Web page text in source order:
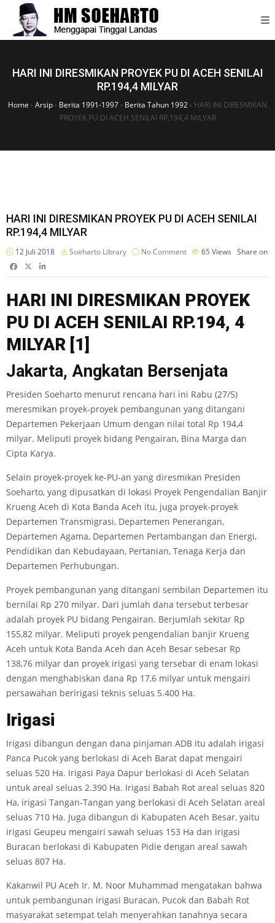
HARI INI DIRESMIKAN PROYEK PU DI ACEH SENILAI
RP.194,4 MILYAR
Home › Arsip › Berita 1991-1997 › Berita Tahun 1992 › HARI INI DIRESMIKAN
PROYEK PU DI ACEH SENILAI RP.194,4 MILYAR
HARI INI DIRESMIKAN PROYEK PU DI ACEH SENILAI
RP.194,4 MILYAR
12 Juli 2018 Soeharto Library No Comment 65 Views Share on
HARI INI DIRESMIKAN PROYEK
PU DI ACEH SENILAI RP.194, 4
MILYAR [1]
Jakarta, Angkatan Bersenjata
Presiden Soeharto menurut rencana hari ini Rabu (27/5)
meresmikan proyek­-proyek pembangunan yang ditangani
Departemen Pekerjaan Umum dengan nilai total Rp 194,4
milyar. Meliputi proyek bidang Pengairan, Bina Marga dan
Cipta Karya.
Selain proyek-proyek ke-PU-an yang diresmikan Presiden
Soeharto, yang dipusatkan di lokasi Proyek Pengendalian Banjir
Krueng Aceh di Kota Banda Aceh itu, juga proyek-proyek
Departemen Transmigrasi, Departemen Penerangan,
Departemen Agama, Departemen Pertambangan dan Energi,
Pendidikan dan Kebudayaan, Pertanian, Tenaga Kerja dan
Departemen Perhubungan.
Proyek pembangunan yang ditangani sembilan Departemen itu
bernilai Rp 270 milyar. Dari jumlah dana tersebut terbesar
adalah proyek PU bidang Pengairan. Berjumlah sekitar Rp
155,82 milyar. Meliputi proyek pengendalian banjir Krueng
Aceh untuk Kota Banda Aceh dan Aceh Besar sebesar Rp
138,76 milyar dan proyek irigasi yang tersebar di enam lokasi
dengan menghabiskan dana Rp 17,6 milyar untuk mengairi
persawahan beririgasi teknis seluas 5.400 Ha.
Irigasi
Irigasi dibangun dengan dana pinjaman ADB itu adalah irigasi
Panca Pucok yang berlokasi di Aceh Barat dapat mengairi
seluas 520 Ha. Irigasi Paya Dapur berlokasi di Aceh Selatan
untuk areal seluas 2.390 Ha. Irigasi Babah Rot areal seluas 820
Ha, irigasi Tangan-Tangan yang berlokasi di Aceh Selatan areal
seluas 710 Ha. Juga dibangun di Kabupaten Aceh Besar, yaitu
irigasi Geupeu mengairi sawah seluas 153 Ha dan irigasi
Buracan berlokasi di Kabupaten Pidie dengan areal sawah
seluas 807 Ha.
Kakanwil PU Aceh Ir. M. Noor Muhammad mengatakan bahwa
untuk pembangunan irigasi Buracan, Pucok dan Babah Rot
masyarakat setempat telah menyerahkan tanahnya secara